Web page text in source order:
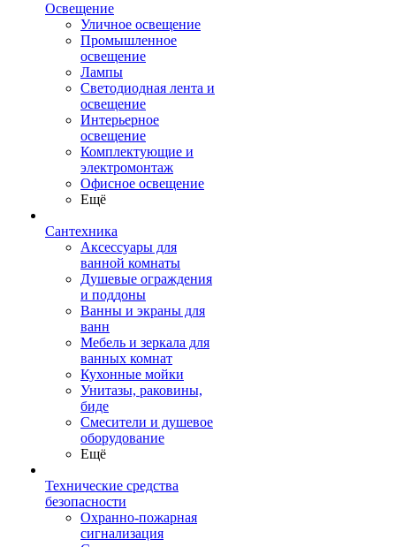
Освещение
Уличное освещение
Промышленное
освещение
Лампы
Светодиодная лента и
освещение
Интерьерное
освещение
Комплектующие и
электромонтаж
Офисное освещение
Ещё
Сантехника
Аксессуары для
ванной комнаты
Душевые ограждения
и поддоны
Ванны и экраны для
ванн
Мебель и зеркала для
ванных комнат
Кухонные мойки
Унитазы, раковины,
биде
Смесители и душевое
оборудование
Ещё
Технические средства
безопасности
Охранно-пожарная
сигнализация